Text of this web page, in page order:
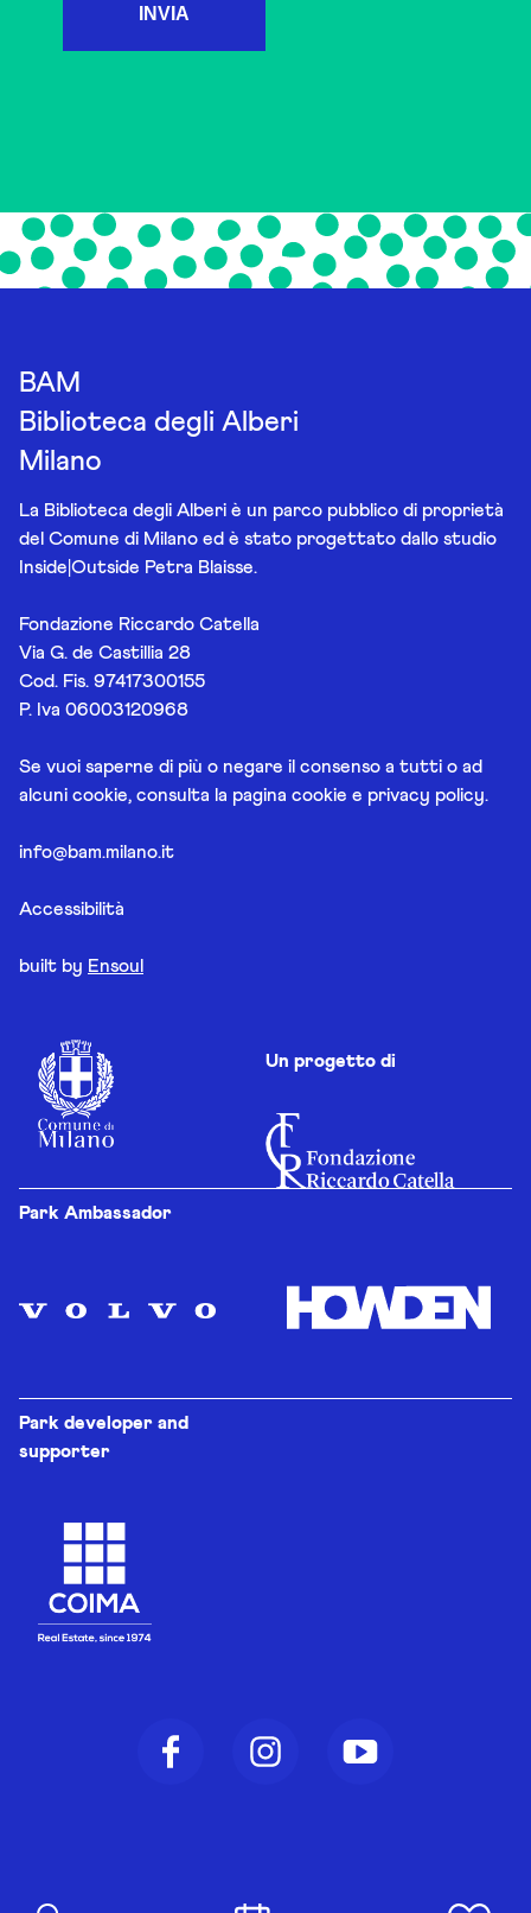
INVIA
BAM
Biblioteca degli Alberi
Milano
La Biblioteca degli Alberi è un parco pubblico di proprietà
del Comune di Milano ed è stato progettato dallo studio
Inside|Outside Petra Blaisse.
Fondazione Riccardo Catella
Via G. de Castillia 28
Cod. Fis. 97417300155
P. Iva 06003120968
Se vuoi saperne di più o negare il consenso a tutti o ad
alcuni cookie, consulta la pagina cookie e privacy policy.
info@bam.milano.it
Accessibilità
built by Ensoul
Un progetto di
Park Ambassador
Park developer and
supporter